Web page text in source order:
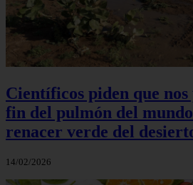
Científicos piden que
fin del pulmón del
renacer verde del
14/02/2026